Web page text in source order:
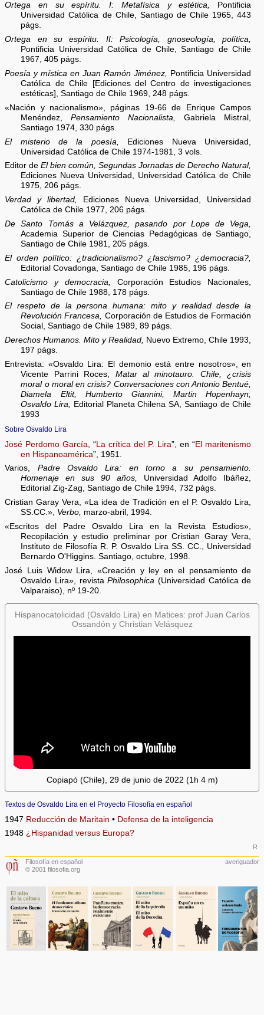
Ortega en su espíritu. I: Metafísica y estética, Pontificia
Universidad Católica de Chile, Santiago de Chile 1965, 443
págs.
Ortega en su espíritu. II: Psicología, gnoseología, política,
Pontificia Universidad Católica de Chile, Santiago de Chile
1967, 405 págs.
Poesía y mística en Juan Ramón Jiménez,
Pontificia Universidad
Católica de Chile [Ediciones del Centro de investigaciones
estéticas], Santiago de Chile 1969, 248 págs.
«Nación y nacionalismo», páginas 19-66 de Enrique Campos
Menéndez,Pensamiento Nacionalista,
Gabriela Mistral,
Santiago 1974, 330 págs.
El misterio de la poesía,
Ediciones Nueva Universidad,
Universidad Católica de Chile 1974-1981, 3 vols.
Editor deEl bien común, Segundas Jornadas de Derecho Natural,
Ediciones Nueva Universidad, Universidad Católica de Chile
1975, 206 págs.
Verdad y libertad, Ediciones Nueva Universidad, Universidad
Católica de Chile 1977, 206 págs.
De Santo Tomás a Velázquez, pasando por Lope de Vega,
Academia Superior de Ciencias Pedagógicas de Santiago,
Santiago de Chile 1981, 205 págs.
El orden político: ¿tradicionalismo? ¿fascismo? ¿democracia?,
Editorial Covadonga, Santiago de Chile 1985, 196 págs.
Catolicismo y democracia,
Corporación Estudios Nacionales,
Santiago de Chile 1988, 178 págs.
El respeto de la persona humana: mito y realidad desde la
Revolución Francesa, Corporación de Estudios de Formación
Social, Santiago de Chile 1989, 89 págs.
Derechos Humanos. Mito y Realidad, Nuevo Extremo, Chile 1993,
197 págs.
Entrevista: «Osvaldo Lira: El demonio está entre nosotros», en
Vicente Parrini Roces, Matar al minotauro. Chile, ¿crisis
moral o moral en crisis? Conversaciones con Antonio Bentué,
Diamela Eltit, Humberto Giannini, Martin Hopenhayn,
Osvaldo Lira,
Editorial Planeta Chilena SA, Santiago de Chile
1993
Sobre Osvaldo Lira
José Perdomo García , “La crítica del P. Lira”, en “El maritenismo
en Hispanoamérica”, 1951.
Varios, Padre Osvaldo Lira: en torno a su pensamiento.
Homenaje en sus 90 años, Universidad Adolfo Ibáñez,
Editorial Zig-Zag, Santiago de Chile 1994, 732 págs.
Cristian Garay Vera, «La idea de Tradición en el P. Osvaldo Lira,
SS.CC.», Verbo, marzo-abril, 1994.
«Escritos del Padre Osvaldo Lira en la Revista Estudios»,
Recopilación y estudio preliminar por Cristian Garay Vera,
Instituto de Filosofía R. P. Osvaldo Lira SS. CC., Universidad
Bernardo O'Higgins. Santiago, octubre, 1998.
José Luis Widow Lira, «Creación y ley en el pensamiento de
Osvaldo Lira», revistaPhilosophica (Universidad Católica de
Valparaiso), nº 19-20.
Hispanocatolicidad (Osvaldo Lira) en Matices: prof Juan Carlos
Ossandón y Christian Velásquez
Copiapó (Chile), 29 de junio de 2022 (1h 4 m)
Textos de Osvaldo Lira en el Proyecto Filosofía en español
1947 Reducción de Maritain • Defensa de la inteligencia
1948 ¿Hispanidad versus Europa?
R
Filosofía en español
© 2001 filosofia.org
averiguador